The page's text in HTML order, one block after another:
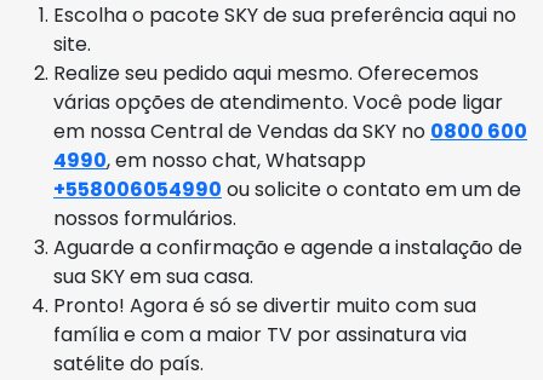
Escolha o pacote SKY de sua preferência aqui no
site.
Realize seu pedido aqui mesmo. Oferecemos
várias opções de atendimento. Você pode ligar
em nossa Central de Vendas da SKY no 0800 600
4990, em nosso chat, Whatsapp
+558006054990 ou solicite o contato em um de
nossos formulários.
Aguarde a confirmação e agende a instalação de
sua SKY em sua casa.
Pronto! Agora é só se divertir muito com sua
família e com a maior TV por assinatura via
satélite do país.